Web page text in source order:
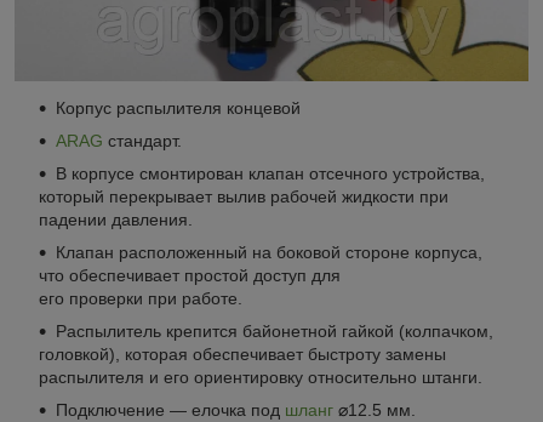
Корпус распылителя концевой
ARAG стандарт.
В корпусе смонтирован клапан отсечного устройства,
который перекрывает вылив рабочей жидкости при
падении давления.
Клапан расположенный на боковой стороне корпуса,
что обеспечивает простой доступ для
его проверки при работе.
Распылитель крепится байонетной гайкой (колпачком,
головкой), которая обеспечивает быстроту замены
распылителя и его ориентировку относительно штанги.
Подключение ― елочка под шланг ⌀12.5 мм.